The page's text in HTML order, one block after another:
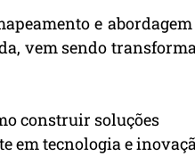
e
vem sendo
construir soluções
em tecnologia e